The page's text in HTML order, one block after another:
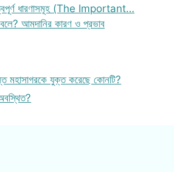
ধারণাসমূহ (The Important…
আমদানির কারণ ও প্রভাব
মহাসাগরকে যুক্ত করেছে কোনটি?